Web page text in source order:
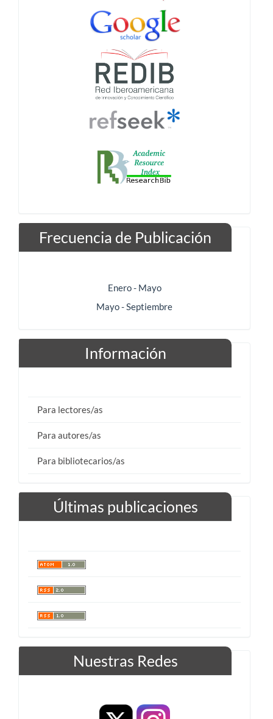
Frecuencia de Publicación
Enero - Mayo
Mayo - Septiembre
Información
Para lectores/as
Para autores/as
Para bibliotecarios/as
Últimas publicaciones
Nuestras Redes